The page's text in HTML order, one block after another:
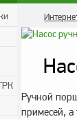
Ручной
примесей, а